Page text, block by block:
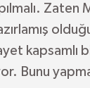
Zaten
kapsamlı
Bunu